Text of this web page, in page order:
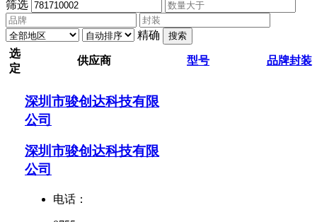
筛选
精确 搜索
选
定
供应商 型号 品牌封装
深圳市骏创达科技有限
公司
深圳市骏创达科技有限
公司
电话：